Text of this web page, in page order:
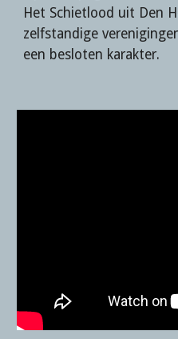
Het Schietlood uit Den
zelfstandige
een besloten karakter.